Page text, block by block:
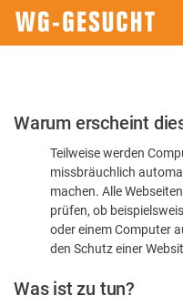
Bitte
dass
sind
Warum erscheint
Teilweise werden
missbräuchlich
machen. Alle
prüfen, ob
oder einem Computer
den Schutz einer
Was ist zu tun?